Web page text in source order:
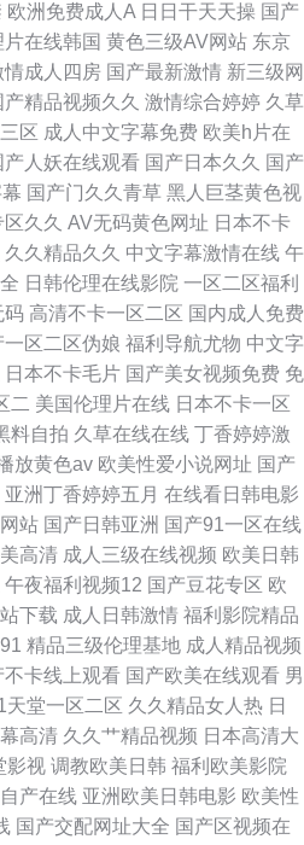
欧洲免费成人A 日日干天天操 国产
在线韩国 黄色三级AV网站 东京
情成人四房 国产最新激情 新三级网
产精品视频久久 激情综合婷婷 久草
区 成人中文字幕免费 欧美h片在
产人妖在线观看 国产日本久久 国产
国产门久久青草 黑人巨茎黄色视
久久 AV无码黄色网址 日本不卡
久久精品久久 中文字幕激情在线 午
日韩伦理在线影院 一区二区福利
码 高清不卡一区二区 国内成人免费
一区二区伪娘 福利导航尤物 中文字
日本不卡毛片 国产美女视频免费 免
二 美国伦理片在线 日本不卡一区
料自拍 久草在线在线 丁香婷婷激
放黄色av 欧美性爱小说网址 国产
亚洲丁香婷婷五月 在线看日韩电影
站 国产日韩亚洲 国产91一区在线
高清 成人三级在线视频 欧美日韩
午夜福利视频12 国产豆花专区 欧
下载 成人日韩激情 福利影院精品
精品三级伦理基地 成人精品视频
不卡线上观看 国产欧美在线观看 男
天堂一区二区 久久精品女人热 日
高清 久久艹精品视频 日本高清大
影视 调教欧美日韩 福利欧美影院
产在线 亚洲欧美日韩电影 欧美性
国产交配网址大全 国产区视频在